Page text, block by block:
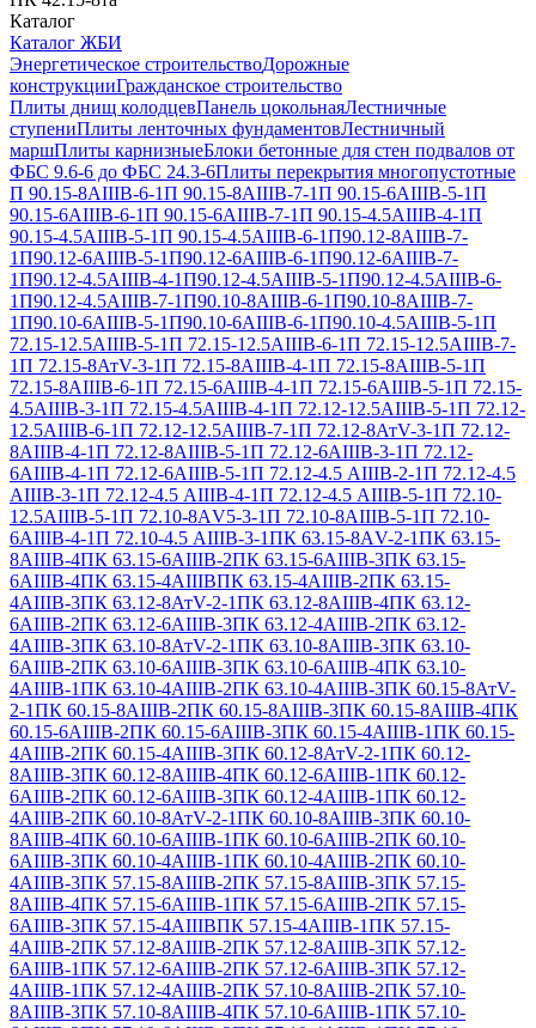
Каталог
Каталог ЖБИ
Энергетическое строительствоДорожные
конструкцииГражданское строительство
Плиты днищ колодцевПанель цокольнаяЛестничные
ступениПлиты ленточных фундаментовЛестничный
маршПлиты карнизныеБлоки бетонные для стен подвалов от
ФБС 9.6-6 до ФБС 24.3-6Плиты перекрытия многопустотные
П 90.15-8АIIIВ-6-1П 90.15-8АIIIВ-7-1П 90.15-6АIIIВ-5-1П
90.15-6АIIIВ-6-1П 90.15-6АIIIВ-7-1П 90.15-4.5АIIIВ-4-1П
90.15-4.5АIIIВ-5-1П 90.15-4.5АIIIВ-6-1П90.12-8АIIIВ-7-
1П90.12-6АIIIВ-5-1П90.12-6АIIIВ-6-1П90.12-6АIIIВ-7-
1П90.12-4.5АIIIВ-4-1П90.12-4.5АIIIВ-5-1П90.12-4.5АIIIВ-6-
1П90.12-4.5АIIIВ-7-1П90.10-8АIIIВ-6-1П90.10-8АIIIВ-7-
1П90.10-6АIIIВ-5-1П90.10-6АIIIВ-6-1П90.10-4.5АIIIВ-5-1П
72.15-12.5АIIIВ-5-1П 72.15-12.5АIIIВ-6-1П 72.15-12.5АIIIВ-7-
1П 72.15-8АтV-3-1П 72.15-8АIIIВ-4-1П 72.15-8АIIIВ-5-1П
72.15-8АIIIВ-6-1П 72.15-6АIIIВ-4-1П 72.15-6АIIIВ-5-1П 72.15-
4.5АIIIВ-3-1П 72.15-4.5АIIIВ-4-1П 72.12-12.5АIIIВ-5-1П 72.12-
12.5АIIIВ-6-1П 72.12-12.5АIIIВ-7-1П 72.12-8АтV-3-1П 72.12-
8АIIIВ-4-1П 72.12-8АIIIВ-5-1П 72.12-6АIIIВ-3-1П 72.12-
6АIIIВ-4-1П 72.12-6АIIIВ-5-1П 72.12-4.5 АIIIВ-2-1П 72.12-4.5
АIIIВ-3-1П 72.12-4.5 АIIIВ-4-1П 72.12-4.5 АIIIВ-5-1П 72.10-
12.5АIIIВ-5-1П 72.10-8АV5-3-1П 72.10-8АIIIВ-5-1П 72.10-
6АIIIВ-4-1П 72.10-4.5 АIIIВ-3-1ПК 63.15-8АV-2-1ПК 63.15-
8АIIIВ-4ПК 63.15-6АIIIВ-2ПК 63.15-6АIIIВ-3ПК 63.15-
6АIIIВ-4ПК 63.15-4АIIIВПК 63.15-4АIIIВ-2ПК 63.15-
4АIIIВ-3ПК 63.12-8АтV-2-1ПК 63.12-8АIIIВ-4ПК 63.12-
6АIIIВ-2ПК 63.12-6АIIIВ-3ПК 63.12-4АIIIВ-2ПК 63.12-
4АIIIВ-3ПК 63.10-8АтV-2-1ПК 63.10-8АIIIВ-3ПК 63.10-
6АIIIВ-2ПК 63.10-6АIIIВ-3ПК 63.10-6АIIIВ-4ПК 63.10-
4АIIIВ-1ПК 63.10-4АIIIВ-2ПК 63.10-4АIIIВ-3ПК 60.15-8АтV-
2-1ПК 60.15-8АIIIВ-2ПК 60.15-8АIIIВ-3ПК 60.15-8АIIIВ-4ПК
60.15-6АIIIВ-2ПК 60.15-6АIIIВ-3ПК 60.15-4АIIIВ-1ПК 60.15-
4АIIIВ-2ПК 60.15-4АIIIВ-3ПК 60.12-8АтV-2-1ПК 60.12-
8АIIIВ-3ПК 60.12-8АIIIВ-4ПК 60.12-6АIIIВ-1ПК 60.12-
6АIIIВ-2ПК 60.12-6АIIIВ-3ПК 60.12-4АIIIВ-1ПК 60.12-
4АIIIВ-2ПК 60.10-8АтV-2-1ПК 60.10-8АIIIВ-3ПК 60.10-
8АIIIВ-4ПК 60.10-6АIIIВ-1ПК 60.10-6АIIIВ-2ПК 60.10-
6АIIIВ-3ПК 60.10-4АIIIВ-1ПК 60.10-4АIIIВ-2ПК 60.10-
4АIIIВ-3ПК 57.15-8АIIIВ-2ПК 57.15-8АIIIВ-3ПК 57.15-
8АIIIВ-4ПК 57.15-6АIIIВ-1ПК 57.15-6АIIIВ-2ПК 57.15-
6АIIIВ-3ПК 57.15-4АIIIВПК 57.15-4АIIIВ-1ПК 57.15-
4АIIIВ-2ПК 57.12-8АIIIВ-2ПК 57.12-8АIIIВ-3ПК 57.12-
6АIIIВ-1ПК 57.12-6АIIIВ-2ПК 57.12-6АIIIВ-3ПК 57.12-
4АIIIВ-1ПК 57.12-4АIIIВ-2ПК 57.10-8АIIIВ-2ПК 57.10-
8АIIIВ-3ПК 57.10-8АIIIВ-4ПК 57.10-6АIIIВ-1ПК 57.10-